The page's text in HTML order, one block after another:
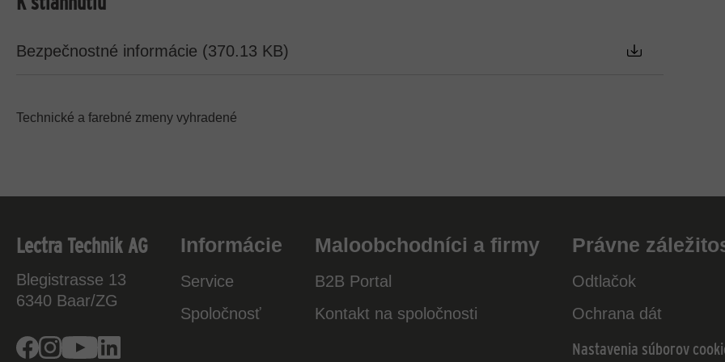
Bezpečnostné informácie (370.13 KB)
Technické a farebné zmeny vyhradené
Lectra Technik AG
Blegistrasse 13
6340 Baar/ZG
Facebook
Instagram
Youtube
Informácie
Service
Spoločnosť
Maloobchodníci a firmy
B2B Portal
Kontakt na spoločnosti
Právne
Odtlačok
Ochrana dát
Nastavenia súborov